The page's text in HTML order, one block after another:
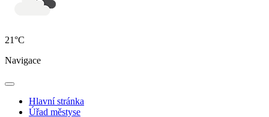
21°C
Navigace
Hlavní stránka
Úřad městyse